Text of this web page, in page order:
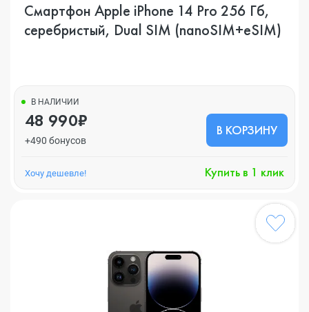
Смартфон Apple iPhone 14 Pro 256 Гб,
серебристый, Dual SIM (nanoSIM+eSIM)
В НАЛИЧИИ
48 990₽
+490 бонусов
В КОРЗИНУ
Хочу дешевле! Купить в 1 клик